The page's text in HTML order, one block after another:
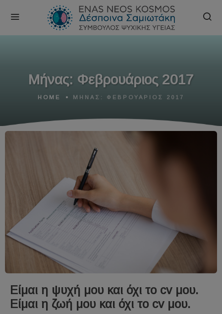
Μήνας: Φεβρουάριος 2017
HOME ΜΉΝΑΣ: ΦΕΒΡΟΥΆΡΙΟΣ 2017
Είμαι η ψυχή μου και όχι το cv μου.
Είμαι η ζωή μου και όχι το cv μου.